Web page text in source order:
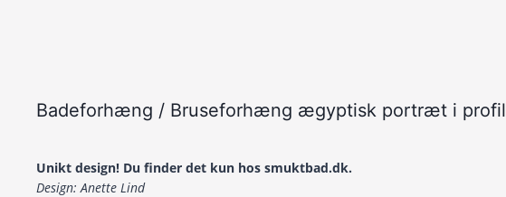
Badeforhæng / Bruseforhæng ægyptisk portræt i profil
Unikt design! Du finder det kun hos smuktbad.dk.
Design: Anette Lind